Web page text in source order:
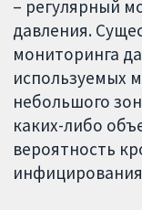
– регулярный
давления.
мониторинга
используемых
небольшого
каких-либо
вероятность